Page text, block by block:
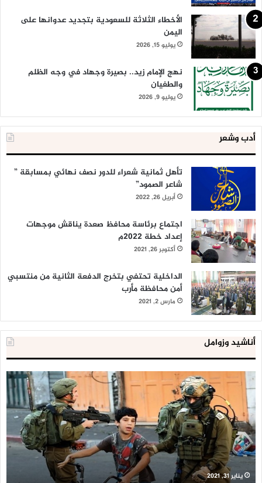
الأخطاء الثلاثة للسعودية بتجديد عدوانها على
اليمن
يوليو 15, 2026
نهج الإمام زيد.. بصيرة وجهاد في وجه الظلم
والطغيان
يوليو 9, 2026
أدب وشعر
تأهل ثمانية شعراء للدور نصف نهائي بمسابقة ”
شاعر الصمود”
أبريل 26, 2022
اجتماع برئاسة محافظ صعدة يناقش موجهات
إعداد خطة 2022م
أكتوبر 26, 2021
الداخلية تحتفي بتخرج الدفعة الثانية من منتسبي
أمن محافظة مأرب
مارس 2, 2021
أناشيد وزوامل
العدو
الإسرائيلي
اعتقل
543
طفلا
فلسطينيا
خلال
2020
يناير 31, 2021